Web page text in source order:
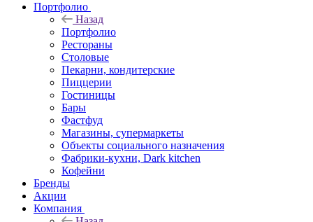
Портфолио
Назад
Портфолио
Рестораны
Столовые
Пекарни, кондитерские
Пиццерии
Гостиницы
Бары
Фастфуд
Магазины, супермаркеты
Объекты социального назначения
Фабрики-кухни, Dark kitchen
Кофейни
Бренды
Акции
Компания